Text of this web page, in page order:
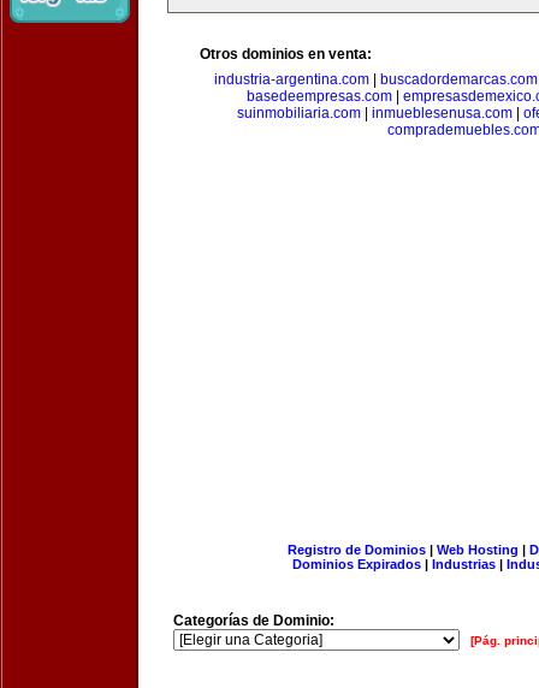
Otros dominios en venta:
industria-argentina.com| buscadordemarcas.com
basedeempresas.com|
suinmobiliaria.com
inmueblesenusa.com
Registro de Dominios| Web Hosting |
Dominios Expirados | Industrias |
Categorías de Dominio:
[Pág.